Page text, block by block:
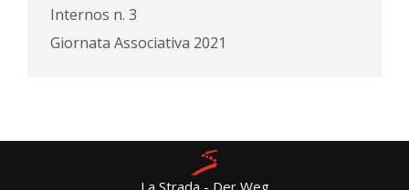
Internos n. 3
Giornata Associativa 2021
La Strada - Der Weg